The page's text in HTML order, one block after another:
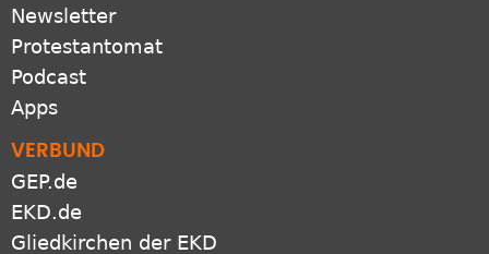
Newsletter
Protestantomat
Podcast
Apps
VERBUND
GEP.de
EKD.de
Gliedkirchen der EKD